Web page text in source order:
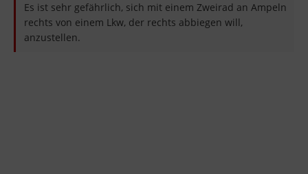
Es ist sehr gefährlich, sich mit einem Zweirad an Ampeln
rechts von einem Lkw, der rechts abbiegen will,
anzustellen.